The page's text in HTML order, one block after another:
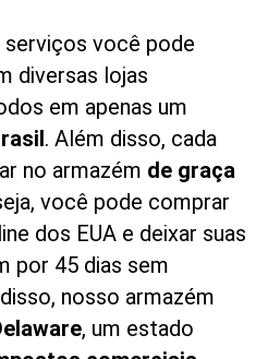
você pode
diversas lojas
em apenas um
. Além disso, cada
no armazém de graça
você pode comprar
dos EUA e deixar suas
por 45 dias sem
nosso armazém
, um estado